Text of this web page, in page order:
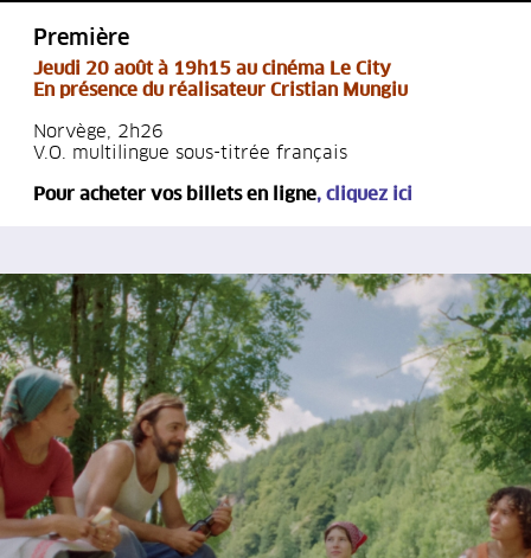
Première
Jeudi 20 août à 19h15 au cinéma Le City
En présence du réalisateur Cristian Mungiu
Norvège, 2h26
V.O. multilingue sous-titrée français
Pour acheter vos billets en ligne, cliquez ici